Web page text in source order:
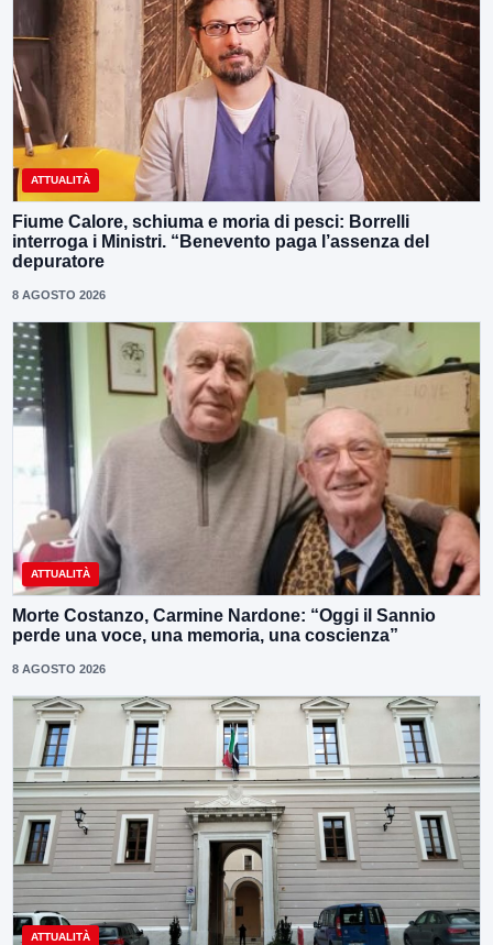
ATTUALITÀ
Fiume Calore, schiuma e moria di pesci: Borrelli
interroga i Ministri. “Benevento paga l’assenza del
depuratore
8 AGOSTO 2026
ATTUALITÀ
Morte Costanzo, Carmine Nardone: “Oggi il Sannio
perde una voce, una memoria, una coscienza”
8 AGOSTO 2026
ATTUALITÀ